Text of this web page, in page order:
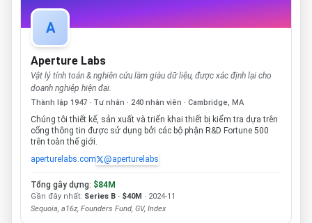
A
Aperture Labs
Vật lý tính toán & nghiên cứu làm giàu dữ liệu, được xác định lại cho
doanh nghiệp hiện đại.
Thành lập 1947 · Tư nhân · 240 nhân viên · Cambridge, MA
Chúng tôi thiết kế, sản xuất và triển khai thiết bị kiểm tra dựa trên
cổng thông tin được sử dụng bởi các bộ phận R&D Fortune 500
trên toàn thế giới.
aperturelabs.com
@aperturelabs
Tổng gây dựng: $84M
Gần đây nhất: Series B · $40M · 2024-11
Sequoia, a16z, Founders Fund, GV, Index